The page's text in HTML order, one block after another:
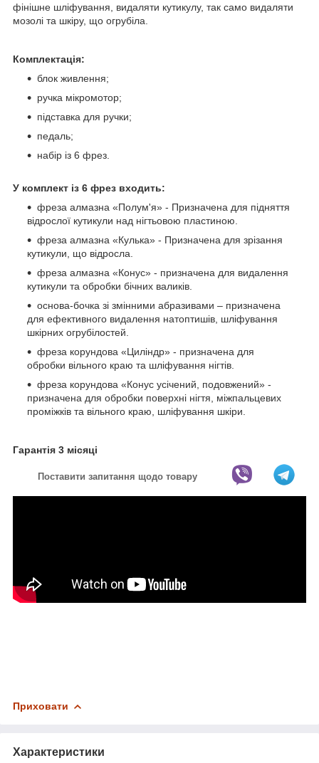
фінішне шліфування, видаляти кутикулу, так само видаляти
мозолі та шкіру, що огрубіла.
Комплектація:
блок живлення;
ручка мікромотор;
підставка для ручки;
педаль;
набір із 6 фрез.
У комплект із 6 фрез входить:
фреза алмазна «Полум'я» - Призначена для підняття
відрослої кутикули над нігтьовою пластиною.
фреза алмазна «Кулька» - Призначена для зрізання
кутикули, що відросла.
фреза алмазна «Конус» - призначена для видалення
кутикули та обробки бічних валиків.
основа-бочка зі змінними абразивами – призначена
для ефективного видалення натоптишів, шліфування
шкірних огрубілостей.
фреза корундова «Циліндр» - призначена для
обробки вільного краю та шліфування нігтів.
фреза корундова «Конус усічений, подовжений» -
призначена для обробки поверхні нігтя, міжпальцевих
проміжків та вільного краю, шліфування шкіри.
Гарантія 3 місяці
Поставити запитання щодо товару
Приховати
Характеристики